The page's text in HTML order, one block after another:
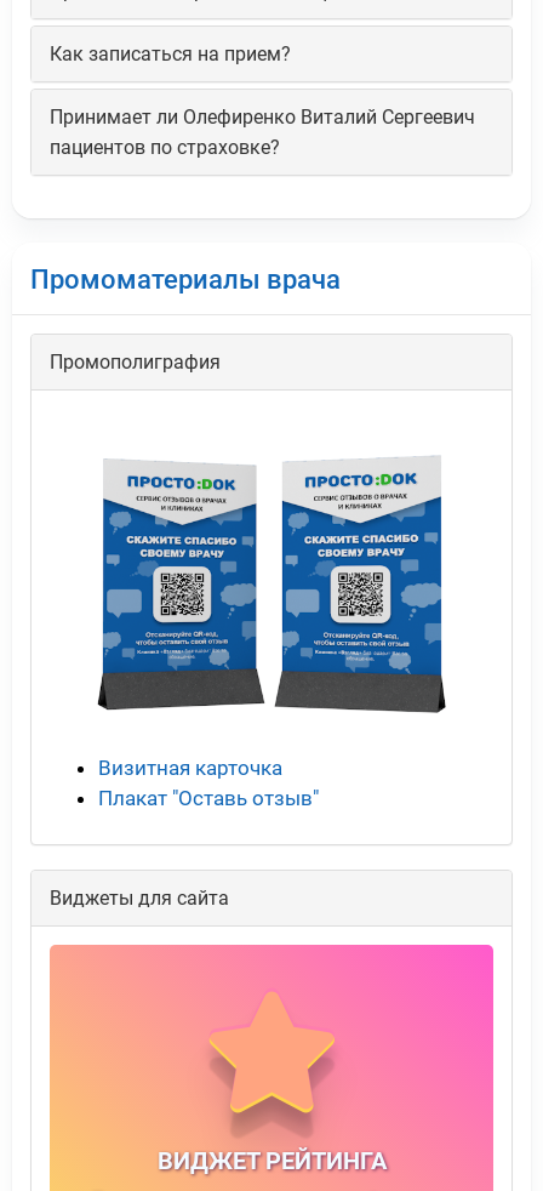
Как записаться на прием?
Принимает ли Олефиренко Виталий Сергеевич
пациентов по страховке?
Промоматериалы врача
Промополиграфия
Визитная карточка
Плакат "Оставь отзыв"
Виджеты для сайта
ВИДЖЕТ РЕЙТИНГА